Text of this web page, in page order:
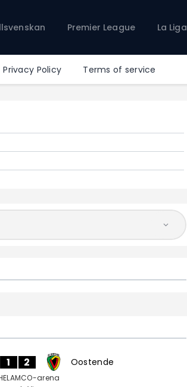
Premier League La Liga
Privacy Policy Terms of service
League
1 2 Oostende
arena